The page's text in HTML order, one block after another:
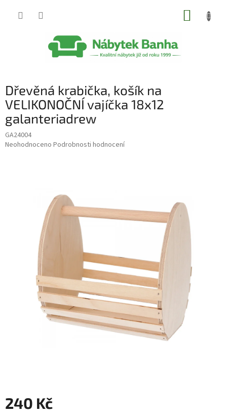
Dřevěná krabička, košík na
VELIKONOČNÍ vajíčka 18x12
galanteriadrew
GA24004
Průměrné
Neohodnoceno Podrobnosti hodnocení
240 Kč